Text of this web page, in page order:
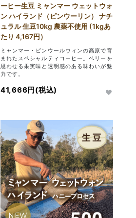
ーヒー生豆 ミャンマー ウェットウォ
ン ハイランド（ピンウーリン） ナチ
ュラル 生豆10kg 農薬不使用 (1kgあ
たり 4,167円）
ミャンマー・ピンウールウィンの高原で育
まれたスペシャルティコーヒー。ベリーを
思わせる果実味と透明感のある味わいが魅
力です。
41,666円(税込)
NEW